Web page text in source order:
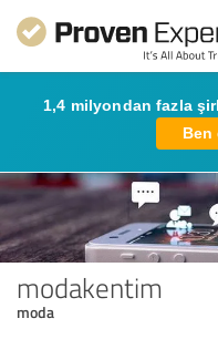
1,4 milyondan fazla
Ben
modakentim
moda